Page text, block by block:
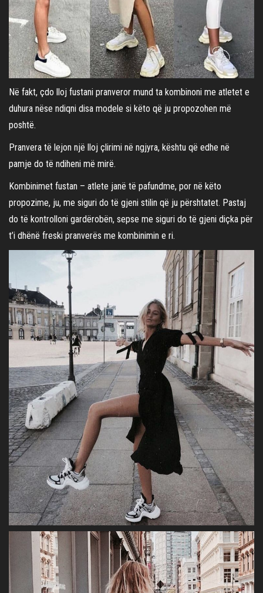
Në fakt, çdo lloj fustani pranveror mund ta kombinoni me atletet e
duhura nëse ndiqni disa modele si këto që ju propozohen më
poshtë.
Pranvera të lejon një lloj çlirimi në ngjyra, kështu që edhe në
pamje do të ndiheni më mirë.
Kombinimet fustan – atlete janë të pafundme, por në këto
propozime, ju, me siguri do të gjeni stilin që ju përshtatet. Pastaj
do të kontrolloni gardërobën, sepse me siguri do të gjeni diçka për
t’i dhënë freski pranverës me kombinimin e ri.